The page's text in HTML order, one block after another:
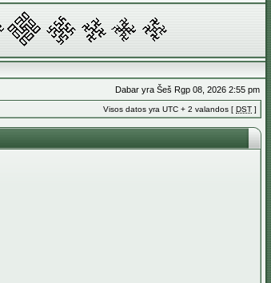
Dabar yra Šeš Rgp 08, 2026 2:55 pm
Visos datos yra UTC + 2 valandos [ DST ]